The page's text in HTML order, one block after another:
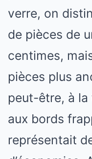
verre, on
de pièces de
centimes,
pièces plus
peut-être, à
aux bords
représentait